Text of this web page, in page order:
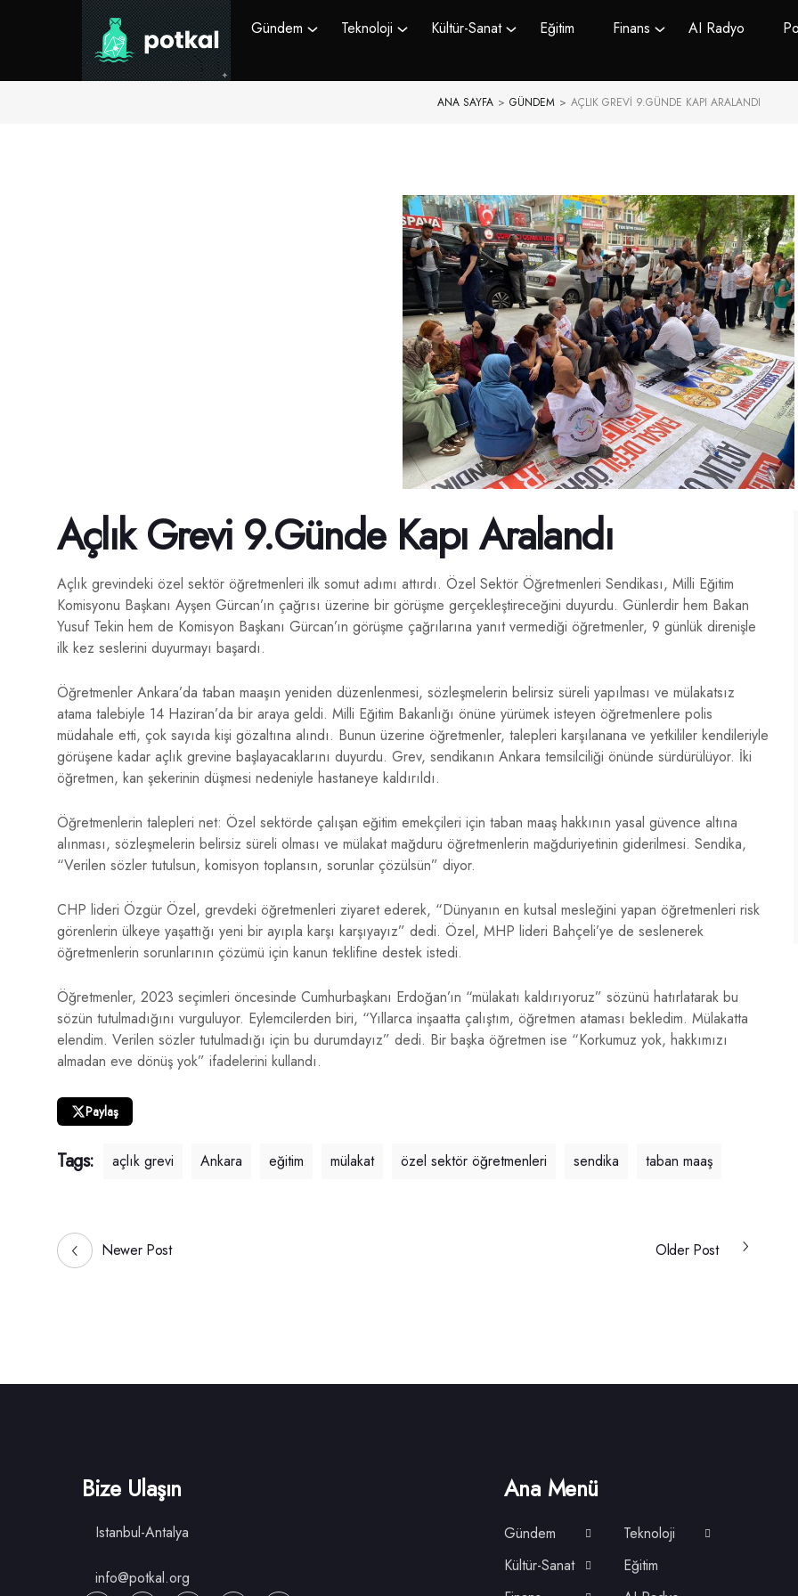
Gündem Teknoloji Kültür-Sanat Eğitim Finans AI Radyo
ANA SAYFA > GÜNDEM > AÇLIK GREVI 9.GÜNDE KAPI ARALANDI
Açlık Grevi 9.Günde Kapı Aralandı
Açlık grevindeki özel sektör öğretmenleri ilk somut adımı attırdı. Özel Sektör Öğretmenleri Sendikası, Milli Eğitim
Komisyonu Başkanı Ayşen Gürcan’ın çağrısı üzerine bir görüşme gerçekleştireceğini duyurdu. Günlerdir hem Bakan
Yusuf Tekin hem de Komisyon Başkanı Gürcan’ın görüşme çağrılarına yanıt vermediği öğretmenler, 9 günlük direnişle
ilk kez seslerini duyurmayı başardı.
Öğretmenler Ankara’da taban maaşın yeniden düzenlenmesi, sözleşmelerin belirsiz süreli yapılması ve mülakatsız
atama talebiyle 14 Haziran’da bir araya geldi. Milli Eğitim Bakanlığı önüne yürümek isteyen öğretmenlere polis
müdahale etti, çok sayıda kişi gözaltına alındı. Bunun üzerine öğretmenler, talepleri karşılanana ve yetkililer kendileriyle
görüşene kadar açlık grevine başlayacaklarını duyurdu. Grev, sendikanın Ankara temsilciliği önünde sürdürülüyor. İki
öğretmen, kan şekerinin düşmesi nedeniyle hastaneye kaldırıldı.
Öğretmenlerin talepleri net: Özel sektörde çalışan eğitim emekçileri için taban maaş hakkının yasal güvence altına
alınması, sözleşmelerin belirsiz süreli olması ve mülakat mağduru öğretmenlerin mağduriyetinin giderilmesi. Sendika,
“Verilen sözler tutulsun, komisyon toplansın, sorunlar çözülsün” diyor.
CHP lideri Özgür Özel, grevdeki öğretmenleri ziyaret ederek, “Dünyanın en kutsal mesleğini yapan öğretmenleri risk
görenlerin ülkeye yaşattığı yeni bir ayıpla karşı karşıyayız” dedi. Özel, MHP lideri Bahçeli’ye de seslenerek
öğretmenlerin sorunlarının çözümü için kanun teklifine destek istedi.
Öğretmenler, 2023 seçimleri öncesinde Cumhurbaşkanı Erdoğan’ın “mülakatı kaldırıyoruz” sözünü hatırlatarak bu
sözün tutulmadığını vurguluyor. Eylemcilerden biri, “Yıllarca inşaatta çalıştım, öğretmen ataması bekledim. Mülakatta
elendim. Verilen sözler tutulmadığı için bu durumdayız” dedi. Bir başka öğretmen ise “Korkumuz yok, hakkımızı
almadan eve dönüş yok” ifadelerini kullandı.
Paylaş
Tags: açlık grevi Ankara eğitim mülakat özel sektör öğretmenleri sendika taban maaş
Newer Post Older Post
Bize Ulaşın
Istanbul-Antalya
info@potkal.org
Ana Menü
Gündem
Teknoloji
Kültür-Sanat
Eğitim